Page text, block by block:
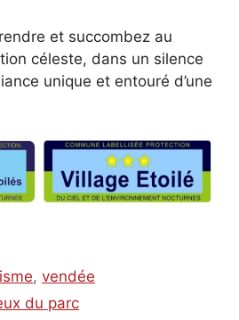
et succombez au
céleste, dans un silence
unique et entouré d’une
,vendée
du parc